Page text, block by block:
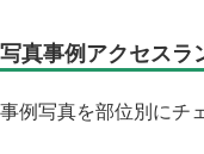
写真事例アクセスラ
事例写真を部位別にチ